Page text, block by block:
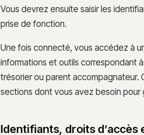
Vous devrez ensuite saisir les
prise de fonction.
Une fois connecté, vous accédez à
informations et outils correspondant
trésorier ou parent
sections dont vous avez besoin
Identifiants, droits